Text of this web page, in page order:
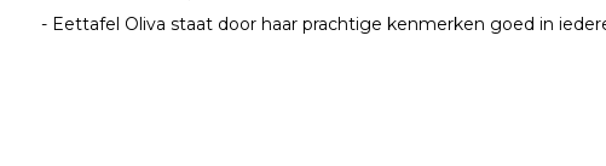
- Eettafel Oliva staat door haar prachtige kenmerken goed in